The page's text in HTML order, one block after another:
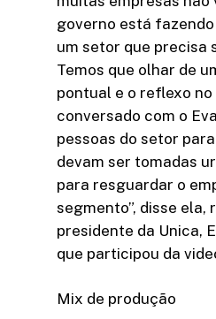
governo está
um setor que precisa
Temos que olhar de
pontual e o reflexo
conversado com o
pessoas do setor
devam ser tomadas
para resguardar o
segmento”, disse ela,
presidente da Unica,
que participou da
Mix de produção